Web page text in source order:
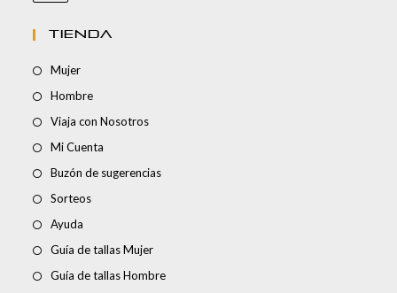
TIENDA
Mujer
Hombre
Viaja con Nosotros
Mi Cuenta
Buzón de sugerencias
Sorteos
Ayuda
Guía de tallas Mujer
Guía de tallas Hombre